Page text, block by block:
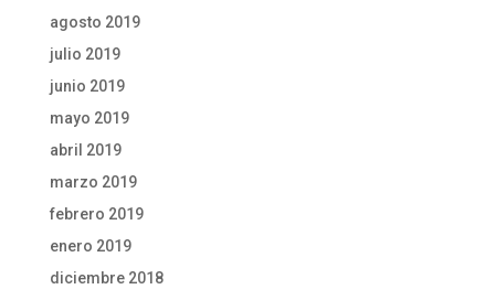
agosto 2019
julio 2019
junio 2019
mayo 2019
abril 2019
marzo 2019
febrero 2019
enero 2019
diciembre 2018